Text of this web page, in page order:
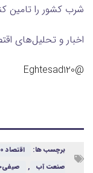
شرب کشور را تامین
اخبار و تحلیل‌های
@Eghtesad120
برچسب ها: اقتصاد 120
صنعت آب
,